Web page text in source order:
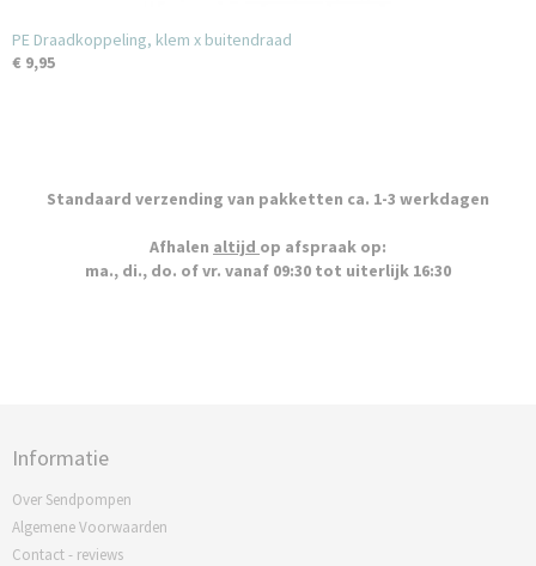
PE Draadkoppeling, klem x buitendraad
€ 9,95
Standaard verzending van pakketten ca. 1-3 werkdagen
Afhalen altijd op afspraak op:
ma., di., do. of vr. vanaf 09:30 tot uiterlijk 16:30
Informatie
Over Sendpompen
Algemene Voorwaarden
Contact - reviews